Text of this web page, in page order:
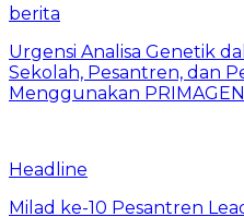
berita
Urgensi Analisa Genetik
Sekolah, Pesantren, dan
Menggunakan
Headline
Milad ke-10 Pesantren